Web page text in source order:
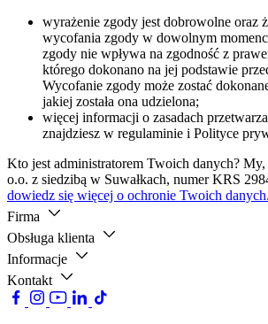
wyrażenie zgody jest dobrowolne oraz
wycofania zgody w dowolnym
zgody nie wpływa na zgodność z
którego dokonano na jej podstawie
Wycofanie zgody może zostać
jakiej została ona udzielona;
więcej informacji o zasadach
znajdziesz w regulaminie i Polityce
Kto jest administratorem Twoich danych?
o.o. z siedzibą w Suwałkach, numer KRS
dowiedz się więcej o ochronie Twoich danych.
Firma
Obsługa klienta
Informacje
Kontakt